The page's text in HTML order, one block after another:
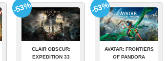
CLAIR OBSCUR:
EXPEDITION 33
-53%
AVATAR: FRONTIERS
OF PANDORA
-53%